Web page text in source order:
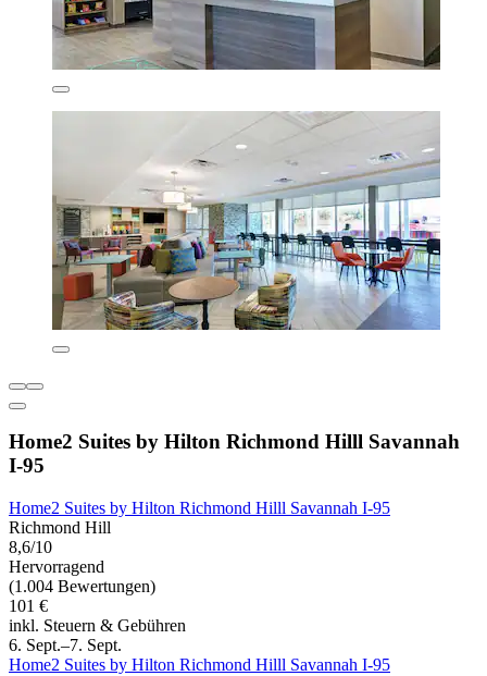
Home2 Suites by Hilton Richmond Hilll Savannah
I-95
Home2 Suites by Hilton Richmond Hilll Savannah I-95
Richmond Hill
8,6/10
Hervorragend
(1.004 Bewertungen)
101 €
inkl. Steuern & Gebühren
6. Sept.–7. Sept.
Home2 Suites by Hilton Richmond Hilll Savannah I-95